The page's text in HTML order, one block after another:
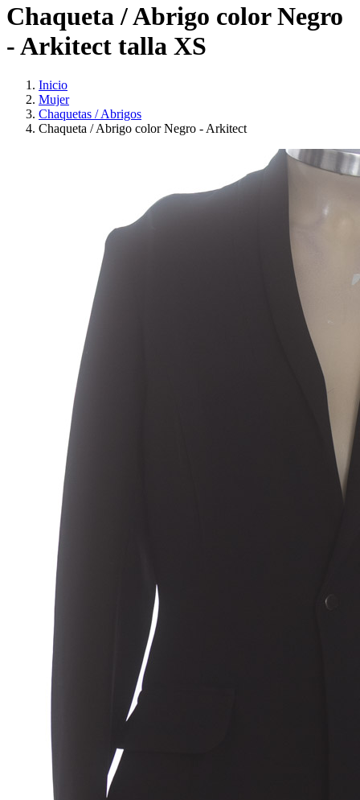
Chaqueta / Abrigo color Negro
- Arkitect talla XS
Inicio
Mujer
Chaquetas / Abrigos
Chaqueta / Abrigo color Negro - Arkitect